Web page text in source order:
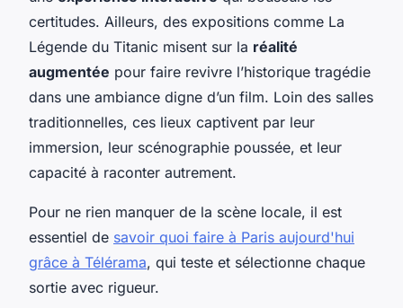
certitudes. Ailleurs, des expositions comme La
Légende du Titanic misent sur la réalité
augmentée pour faire revivre l’historique tragédie
dans une ambiance digne d’un film. Loin des salles
traditionnelles, ces lieux captivent par leur
immersion, leur scénographie poussée, et leur
capacité à raconter autrement.
Pour ne rien manquer de la scène locale, il est
essentiel de savoir quoi faire à Paris aujourd'hui
grâce à Télérama, qui teste et sélectionne chaque
sortie avec rigueur.